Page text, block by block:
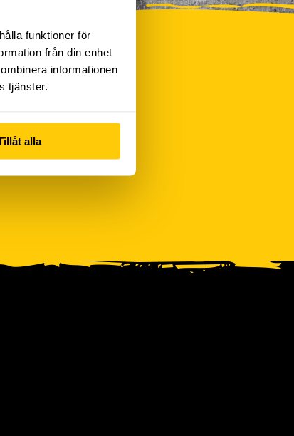
funktioner för
från din enhet
informationen
tjänster.
alla